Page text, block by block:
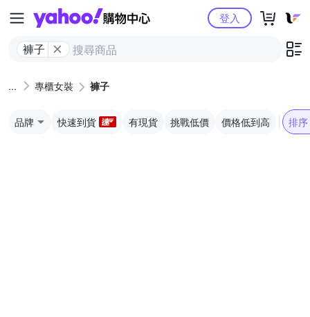
Yahoo購物中心
褲子
登入
專櫃女裝 褲子
品牌 快速到貨 有現貨 挑戰低價 價格低到高 排序